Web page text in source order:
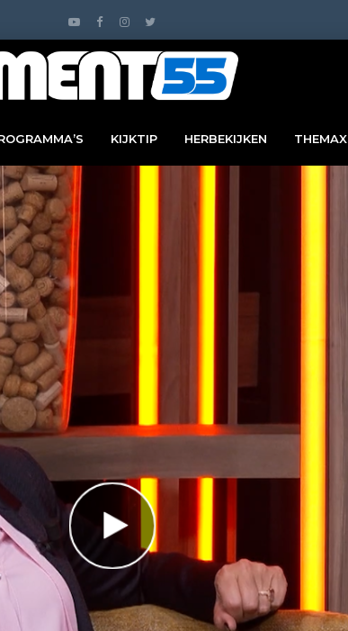
KIJKTIP HERBEKIJKEN THEMAX